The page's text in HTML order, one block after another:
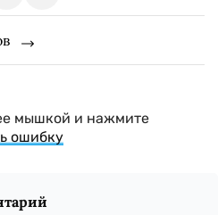
мышкой и нажмите
ошибку